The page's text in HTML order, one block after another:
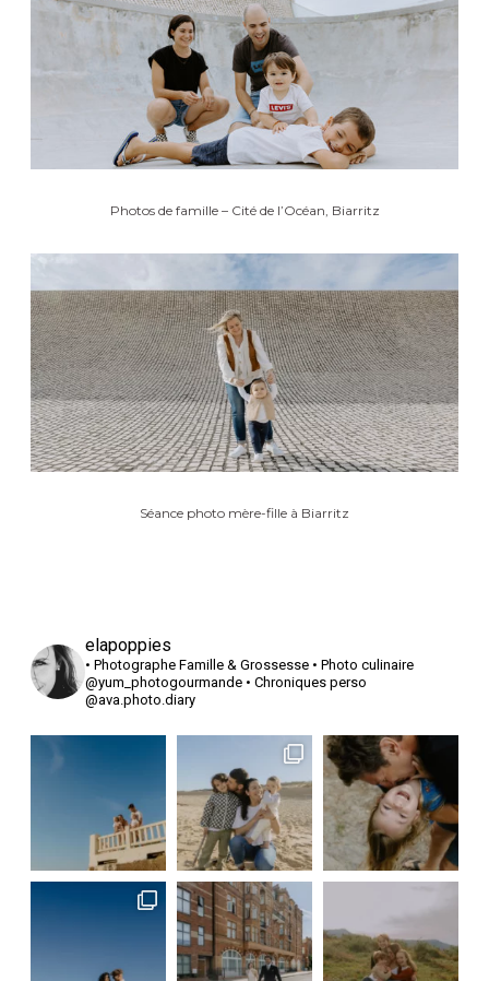
Photos de famille – Cité de l’Océan, Biarritz
Séance photo mère-fille à Biarritz
elapoppies
• Photographe Famille & Grossesse • Photo culinaire
@yum_photogourmande • Chroniques perso
@ava.photo.diary